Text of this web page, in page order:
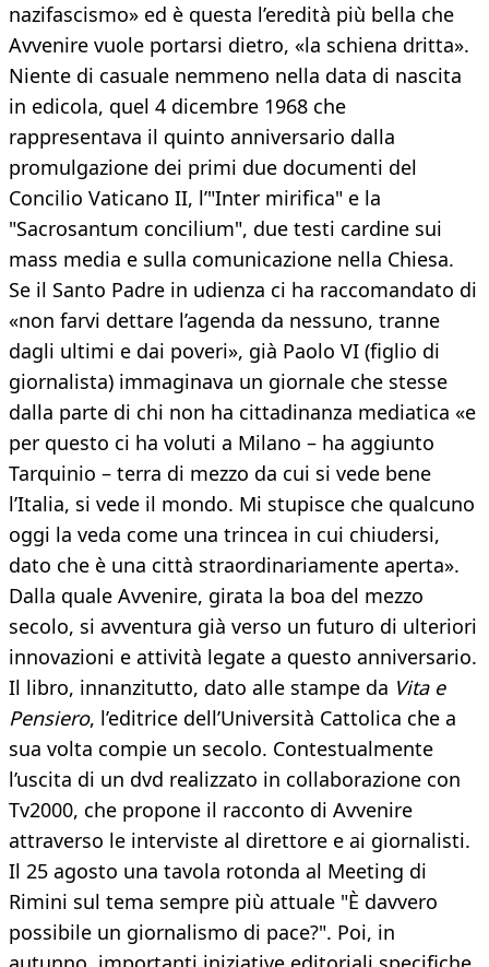
nazifascismo» ed è questa l’eredità più bella che
Avvenire vuole portarsi dietro, «la schiena dritta».
Niente di casuale nemmeno nella data di nascita
in edicola, quel 4 dicembre 1968 che
rappresentava il quinto anniversario dalla
promulgazione dei primi due documenti del
Concilio Vaticano II, l’"Inter mirifica" e la
"Sacrosantum concilium", due testi cardine sui
mass media e sulla comunicazione nella Chiesa.
Se il Santo Padre in udienza ci ha raccomandato di
«non farvi dettare l’agenda da nessuno, tranne
dagli ultimi e dai poveri», già Paolo VI (figlio di
giornalista) immaginava un giornale che stesse
dalla parte di chi non ha cittadinanza mediatica «e
per questo ci ha voluti a Milano – ha aggiunto
Tarquinio – terra di mezzo da cui si vede bene
l’Italia, si vede il mondo. Mi stupisce che qualcuno
oggi la veda come una trincea in cui chiudersi,
dato che è una città straordinariamente aperta».
Dalla quale Avvenire, girata la boa del mezzo
secolo, si avventura già verso un futuro di ulteriori
innovazioni e attività legate a questo anniversario.
Il libro, innanzitutto, dato alle stampe da Vita e
Pensiero, l’editrice dell’Università Cattolica che a
sua volta compie un secolo. Contestualmente
l’uscita di un dvd realizzato in collaborazione con
Tv2000, che propone il racconto di Avvenire
attraverso le interviste al direttore e ai giornalisti.
Il 25 agosto una tavola rotonda al Meeting di
Rimini sul tema sempre più attuale "È davvero
possibile un giornalismo di pace?". Poi, in